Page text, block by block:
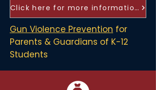
Click here for more information
Gun Violence Prevention for
Parents & Guardians of K-12
Students